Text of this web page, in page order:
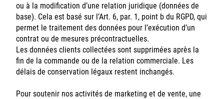
ou à la modification d’une relation juridique (données de
base). Cela est basé sur l’Art. 6, par. 1, point b du RGPD, qui
permet le traitement des données pour l’exécution d’un
contrat ou de mesures précontractuelles.
Les données clients collectées sont supprimées après la
fin de la commande ou de la relation commerciale. Les
délais de conservation légaux restent inchangés.
Pour soutenir nos activités de marketing et de vente, une